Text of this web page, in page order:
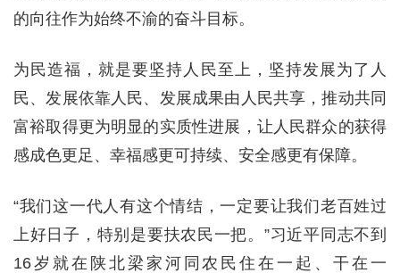
的向往作为始终不渝的奋斗目标。
为民造福，就是要坚持人民至上，坚持发展为了人
民、发展依靠人民、发展成果由人民共享，推动共同
富裕取得更为明显的实质性进展，让人民群众的获得
感成色更足、幸福感更可持续、安全感更有保障。
“我们这一代人有这个情结，一定要让我们老百姓过
上好日子，特别是要扶农民一把。”习近平同志不到
16岁就在陕北梁家河同农民住在一起、干在一